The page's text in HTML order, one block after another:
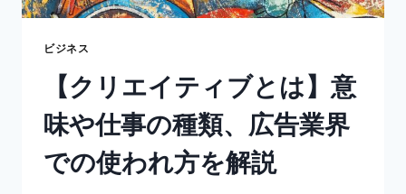
る
す
き
こ
と
な
ビジネス
【クリエイティブとは】意
味や仕事の種類、広告業界
での使われ方を解説